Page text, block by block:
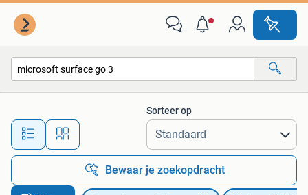
Alle afstanden…
Sorteer op
Bewaar je zoekopdracht